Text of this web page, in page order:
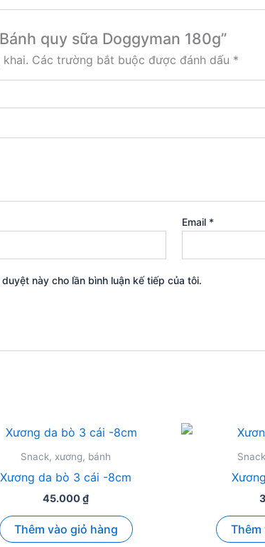
quy sữa Doggyman 180g”
Các trường bắt buộc được đánh dấu *
Email *
này cho lần bình luận kế tiếp của tôi.
Snack, xương, bánh
Xương da bò 3 cái -8cm
45.000₫
Thêm vào giỏ hàng Thêm